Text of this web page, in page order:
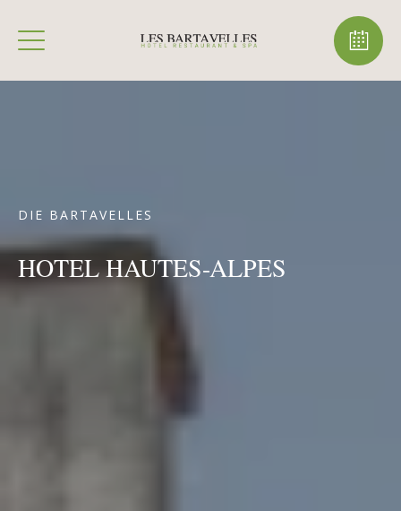
DIE BARTAVELLES
HOTEL HAUTES-ALPES